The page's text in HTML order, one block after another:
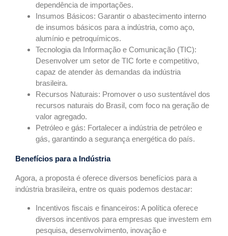
dependência de importações.
Insumos Básicos: Garantir o abastecimento interno
de insumos básicos para a indústria, como aço,
alumínio e petroquímicos.
Tecnologia da Informação e Comunicação (TIC):
Desenvolver um setor de TIC forte e competitivo,
capaz de atender às demandas da indústria
brasileira.
Recursos Naturais: Promover o uso sustentável dos
recursos naturais do Brasil, com foco na geração de
valor agregado.
Petróleo e gás: Fortalecer a indústria de petróleo e
gás, garantindo a segurança energética do país.
Benefícios para a Indústria
Agora, a proposta é oferece diversos benefícios para a
indústria brasileira, entre os quais podemos destacar:
Incentivos fiscais e financeiros: A política oferece
diversos incentivos para empresas que investem em
pesquisa, desenvolvimento, inovação e